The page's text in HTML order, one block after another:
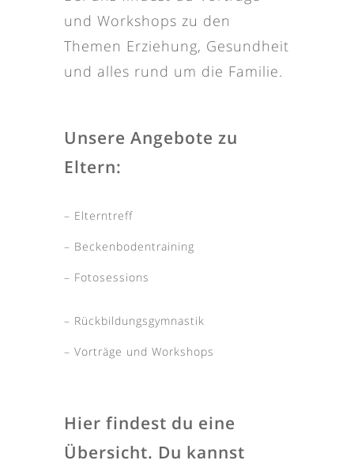
und Workshops zu den
Themen Erziehung, Gesundheit
und alles rund um die Familie.
Unsere Angebote zu
Eltern:
– Elterntreff
– Beckenbodentraining
– Fotosessions
– Rückbildungsgymnastik
– Vorträge und Workshops
Hier findest du eine
Übersicht. Du kannst